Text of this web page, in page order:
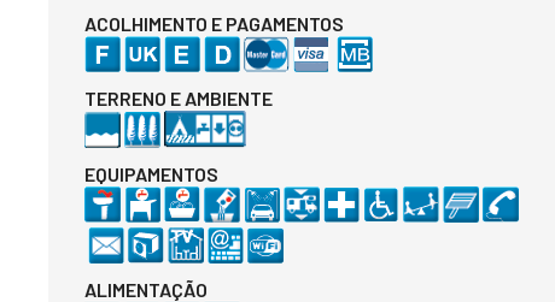
ACOLHIMENTO E PAGAMENTOS
TERRENO E AMBIENTE
EQUIPAMENTOS
ALIMENTAÇÃO